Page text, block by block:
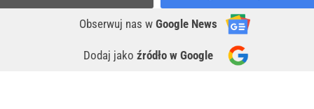
Obserwuj nas w Google News
Dodaj jako źródło w Google